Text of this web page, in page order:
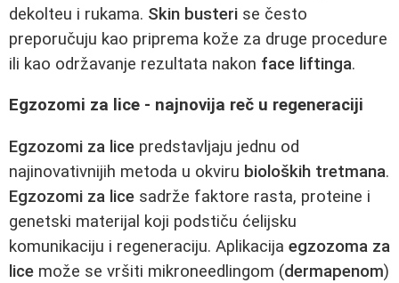
dekolteu i rukama. Skin busteri se često
preporučuju kao priprema kože za druge procedure
ili kao održavanje rezultata nakon face liftinga.
Egzozomi za lice - najnovija reč u regeneraciji
Egzozomi za lice predstavljaju jednu od
najinovativnijih metoda u okviru bioloških tretmana.
Egzozomi za lice sadrže faktore rasta, proteine i
genetski materijal koji podstiču ćelijsku
komunikaciju i regeneraciju. Aplikacija egzozoma za
lice može se vršiti mikroneedlingom (dermapenom)